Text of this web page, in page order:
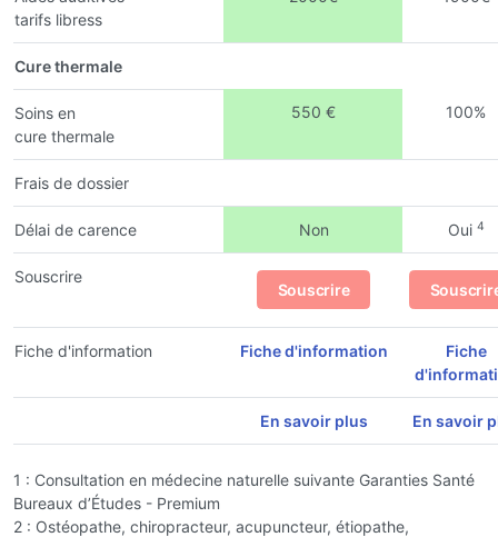
tarifs libress
Cure thermale
Soins en
cure thermale
550 € 100%
Frais de dossier
Délai de carence Non Oui 4
Souscrire
Souscrire
Fiche d'information Fiche d'information
Fiche
En savoir plus En savoir
1 : Consultation en médecine naturelle suivante Garanties Santé
Bureaux d’Études - Premium
2 : Ostéopathe, chiropracteur, acupuncteur, étiopathe,